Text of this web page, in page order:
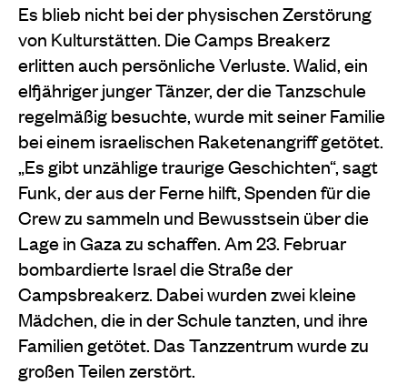
Es blieb nicht bei der physischen Zerstörung
von Kulturstätten. Die Camps Breakerz
erlitten auch persönliche Verluste. Walid, ein
elfjähriger junger Tänzer, der die Tanzschule
regelmäßig besuchte, wurde mit seiner Familie
bei einem israelischen Raketenangriff getötet.
„Es gibt unzählige traurige Geschichten“, sagt
Funk, der aus der Ferne hilft, Spenden für die
Crew zu sammeln und Bewusstsein über die
Lage in Gaza zu schaffen. Am 23. Februar
bombardierte Israel die Straße der
Campsbreakerz. Dabei wurden zwei kleine
Mädchen, die in der Schule tanzten, und ihre
Familien getötet. Das Tanzzentrum wurde zu
großen Teilen zerstört.